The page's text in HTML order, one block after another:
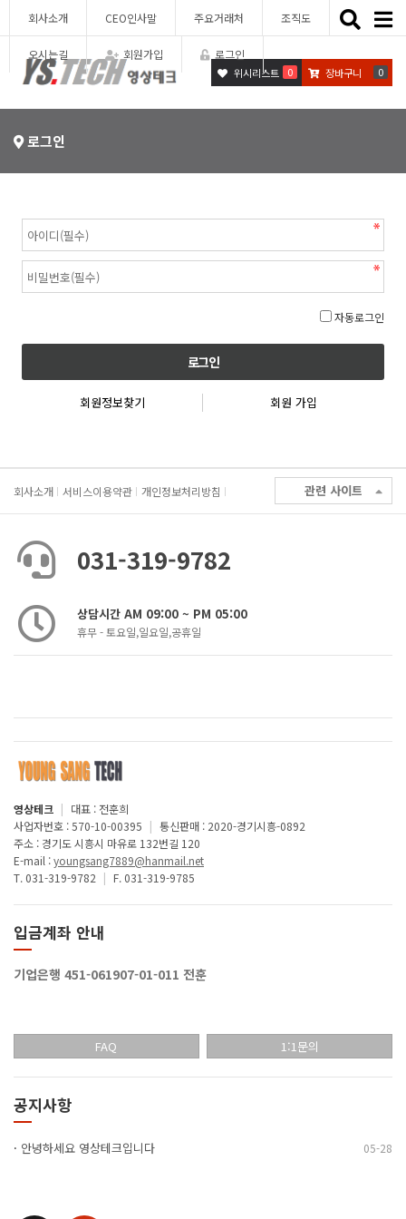
회사소개 CEO인사말 주요거래처 조직도
오시는길 회원가입 로그인
Toggle
위시리스트 0 장바구니 0
로그인
자동로그인
회원정보찾기 회원 가입
회사소개 서비스이용약관 개인정보처리방침 관련 사이트
031-319-9782
상담시간 AM 09:00 ~ PM 05:00
휴무 - 토요일,일요일,공휴일
영상테크 | 대표 : 전훈희
사업자번호 : 570-10-00395 | 통신판매 : 2020-경기시흥-0892
주소 : 경기도 시흥시 마유로 132번길 120
E-mail :youngsang7889@hanmail.net
T. 031-319-9782 | F. 031-319-9785
입금계좌 안내
기업은행 451-061907-01-011 전훈
FAQ 1:1문의
공지사항
· 안녕하세요 영상테크입니다 05-28